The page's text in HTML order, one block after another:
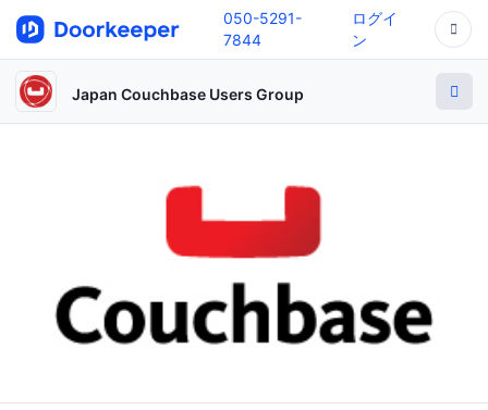
050-5291-
7844
ログイ
ン
Japan Couchbase Users Group